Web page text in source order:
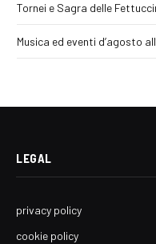
Tornei e Sagra delle
Musica ed eventi d’agosto
LEGAL
privacy policy
cookie policy